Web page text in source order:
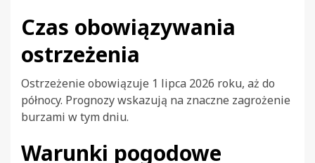
Czas obowiązywania
ostrzeżenia
Ostrzeżenie obowiązuje 1 lipca 2026 roku, aż do
północy. Prognozy wskazują na znaczne zagrożenie
burzami w tym dniu.
Warunki pogodowe